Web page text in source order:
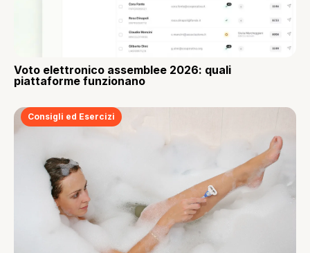
Voto elettronico assemblee 2026: quali
piattaforme funzionano
Consigli ed Esercizi